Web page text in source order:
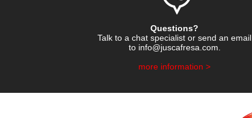
Questions?
Talk to a chat specialist or send an email
to info@juscafresa.com
​more information >